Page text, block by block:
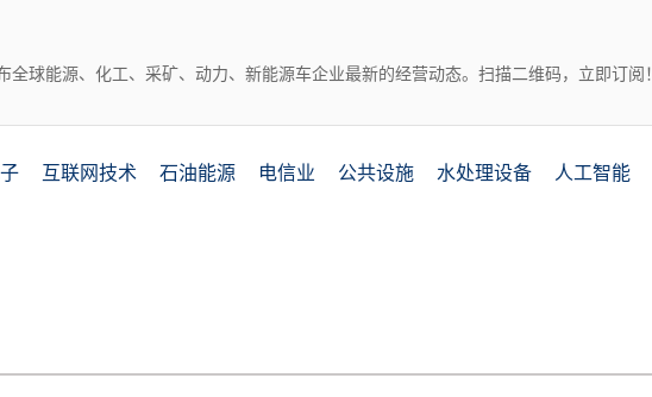
全球能源、化工、采矿、动力、新能源车企业最新的经营动态。扫描二维码，立即订阅！
互联网技术 石油能源 电信业 公共设施 水处理设备 人工智能